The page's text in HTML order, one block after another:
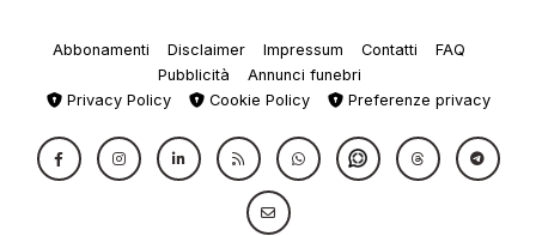
Abbonamenti Disclaimer Impressum Contatti
FAQ
Pubblicità
Annunci funebri
Privacy Policy
Cookie Policy Preferenze privacy